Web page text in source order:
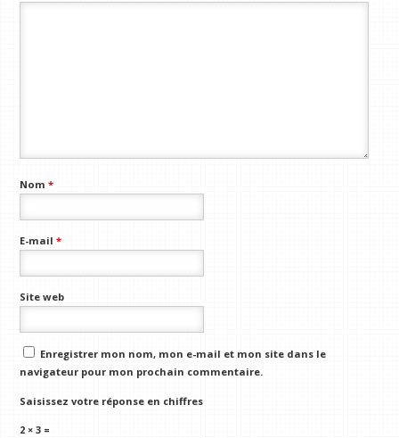
Nom*
E-mail*
Site web
Enregistrer mon nom, mon e-mail et mon site dans le
navigateur pour mon prochain commentaire.
Saisissez votre réponse en chiffres
2 × 3 =